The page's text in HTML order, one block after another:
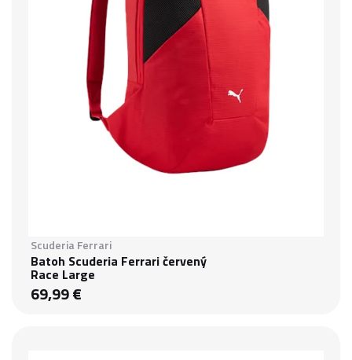
Scuderia Ferrari
Batoh Scuderia Ferrari červený
Race Large
69,99 €